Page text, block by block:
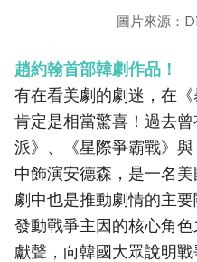
圖片來源：
趙約翰首部韓劇作品！
有在看美劇的劇迷，在
肯定是相當驚喜！過去
派》、《星際爭霸戰》
中飾演安德森，是一名
劇中也是推動劇情的主
發動戰爭主因的核心角
獻聲，向韓國大眾說明戰